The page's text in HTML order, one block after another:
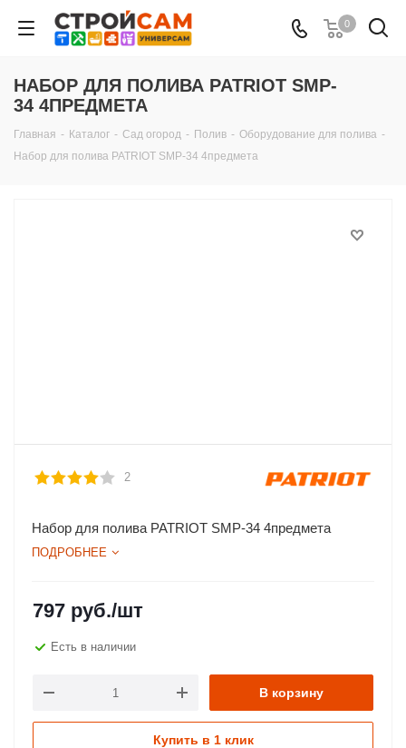
0
НАБОР ДЛЯ ПОЛИВА PATRIOT SMP-
34 4ПРЕДМЕТА
Главная - Каталог - Сад огород - Полив - Оборудование для полива -
Набор для полива PATRIOT SMP-34 4предмета
2
Набор для полива PATRIOT SMP-34 4предмета
ПОДРОБНЕЕ
797 руб./шт
Есть в наличии
В корзину
Купить в 1 клик